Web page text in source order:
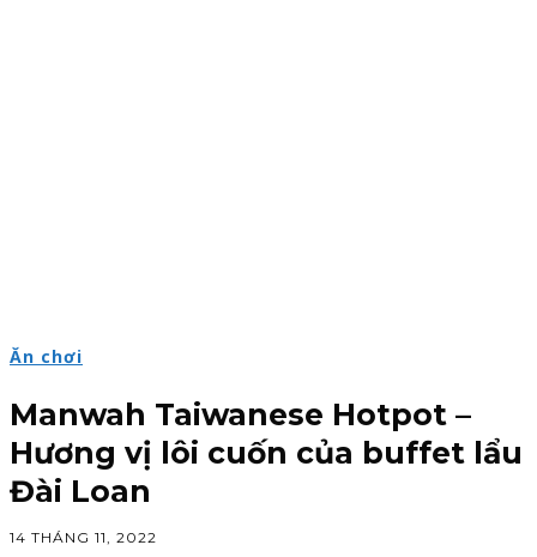
Ăn chơi
Manwah Taiwanese Hotpot –
Hương vị lôi cuốn của buffet lẩu
Đài Loan
14 THÁNG 11, 2022